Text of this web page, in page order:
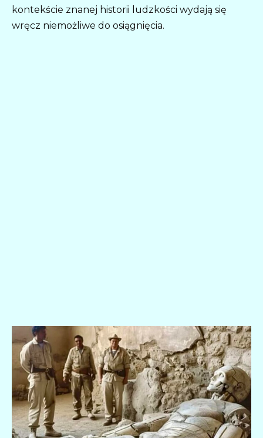
kontekście znanej historii ludzkości wydają się
wręcz niemożliwe do osiągnięcia.